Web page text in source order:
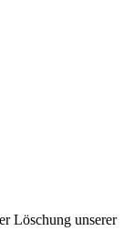
Löschung unserer